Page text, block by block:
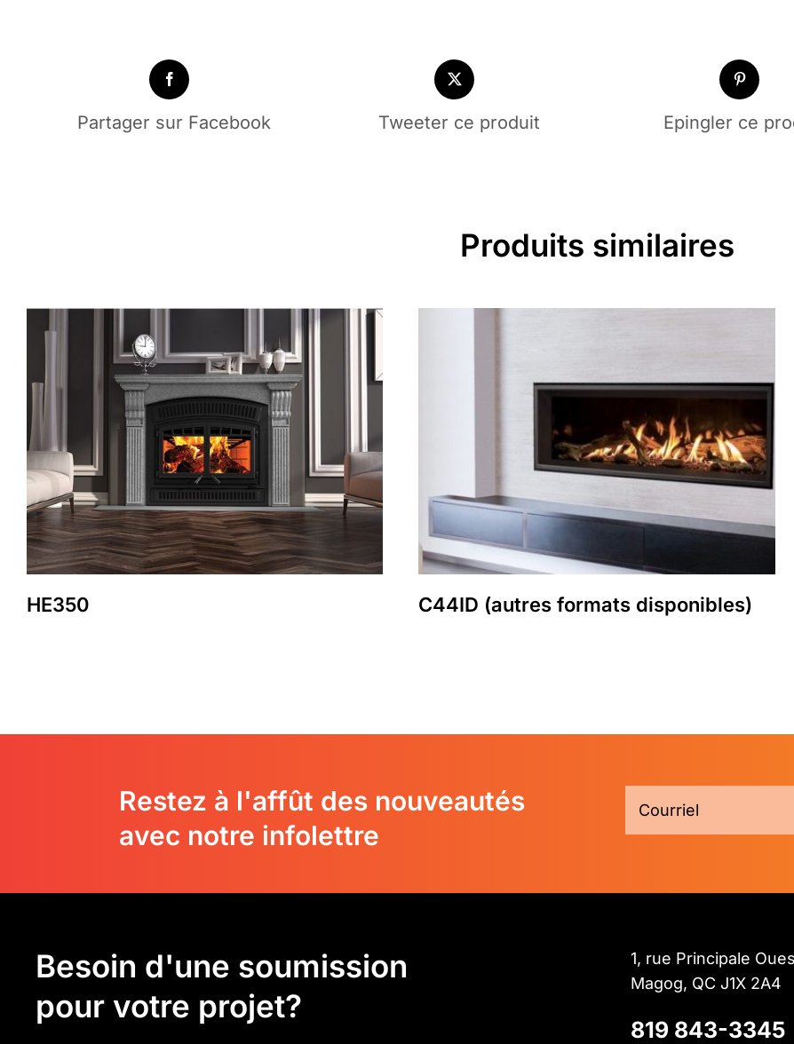
Partager sur Facebook Tweeter ce produit Epingler ce
Produits similaires
HE350 C44ID (autres formats disponibles)
Restez à l'affût des nouveautés
avec notre infolettre
Besoin d'une soumission
pour votre projet?
1, rue Principale
Magog, QC J1X 2A4
819 843-3345